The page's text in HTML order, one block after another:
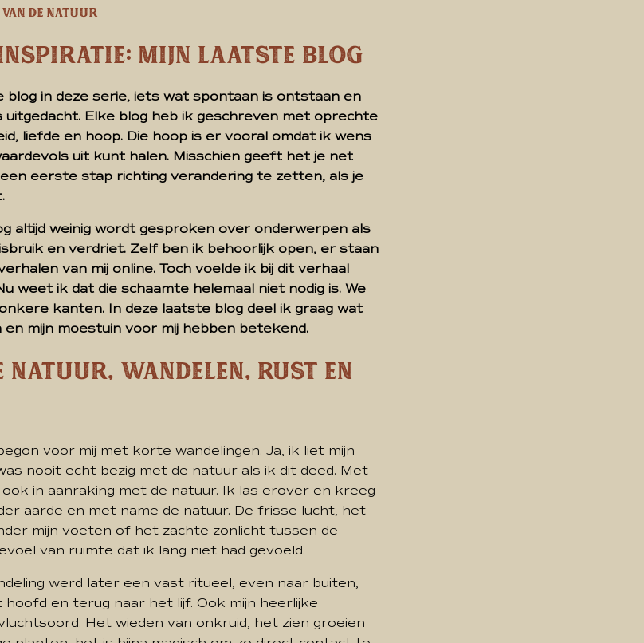
de natuur
Mijn Laatste Blog
blog in deze serie, iets wat spontaan is ontstaan en
uitgedacht. Elke blog heb ik geschreven met oprechte
liefde en hoop. Die hoop is er vooral omdat ik wens
uit kunt halen. Misschien geeft het je net
eerste stap richting verandering te zetten, als je
altijd weinig wordt gesproken over onderwerpen als
en verdriet. Zelf ben ik behoorlijk open, er staan
van mij online. Toch voelde ik bij dit verhaal
weet ik dat die schaamte helemaal niet nodig is. We
kanten. In deze laatste blog deel ik graag wat
en mijn moestuin voor mij hebben betekend.
Natuur, Wandelen, Rust en
voor mij met korte wandelingen. Ja, ik liet mijn
nooit echt bezig met de natuur als ik dit deed. Met
in aanraking met de natuur. Ik las erover en kreeg
aarde en met name de natuur. De frisse lucht, het
mijn voeten of het zachte zonlicht tussen de
van ruimte dat ik lang niet had gevoeld.
werd later een vast ritueel, even naar buiten,
hoofd en terug naar het lijf. Ook mijn heerlijke
Het wieden van onkruid, het zien groeien